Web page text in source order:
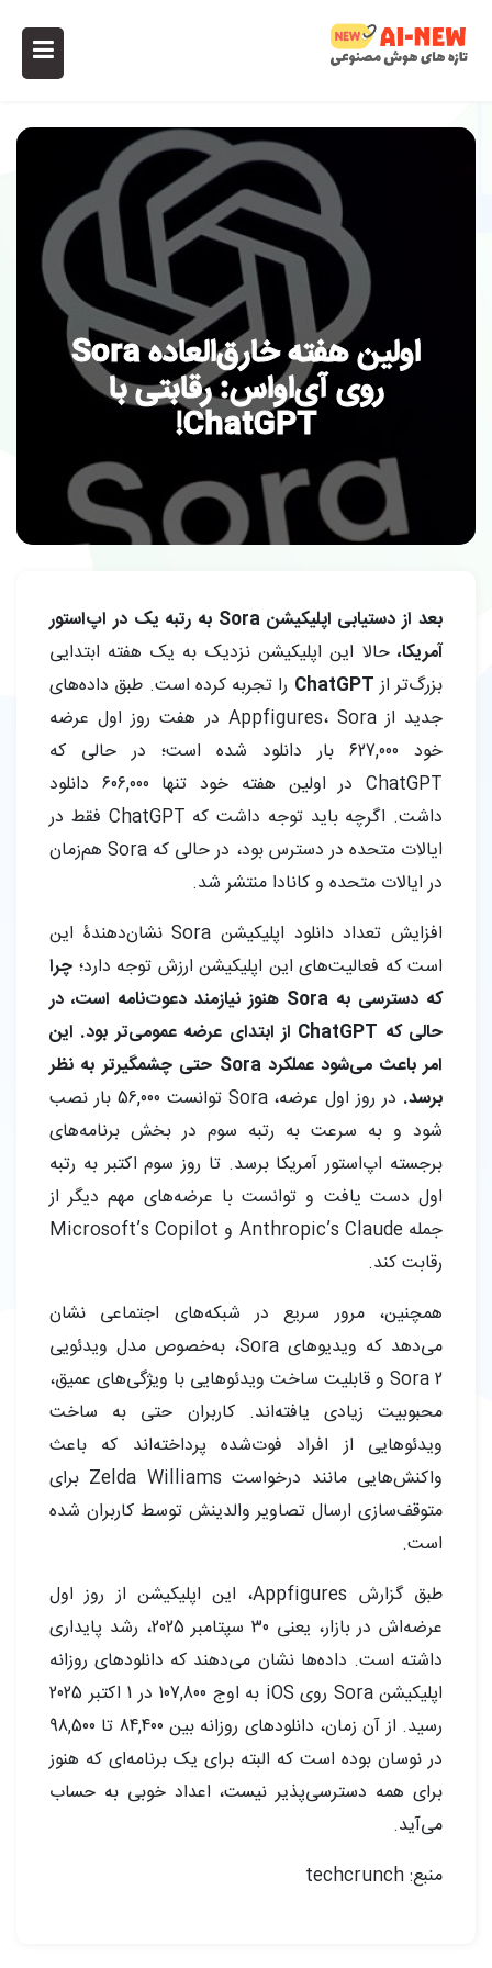
اولین هفته خارق‌العاده Sora
روی آی‌او‌اس: رقابتی با
ChatGPT!
بعد از دستیابی اپلیکیشن Sora به رتبه یک در اپ‌استور
آمریکا، حالا این اپلیکیشن نزدیک به یک هفته ابتدایی
بزرگ‌تر ازChatGPT را تجربه کرده است. طبق داده‌های
جدید از Appfigures، Sora در هفت روز اول عرضه
خود 627,000 بار دانلود شده است؛ در حالی که
ChatGPT در اولین هفته خود تنها 606,000 دانلود
داشت. اگرچه باید توجه داشت که ChatGPT فقط در
ایالات متحده در دسترس بود، در حالی که Sora هم‌زمان
در ایالات متحده و کانادا منتشر شد.
افزایش تعداد دانلود اپلیکیشن Sora نشان‌دهندۀ این
است که فعالیت‌های این اپلیکیشن ارزش توجه دارد؛ چرا
که دسترسی به Sora هنوز نیازمند دعوت‌نامه است، در
حالی که ChatGPT از ابتدای عرضه عمومی‌تر بود. این
امر باعث می‌شود عملکرد Sora حتی چشمگیرتر به نظر
برسد.
در روز اول عرضه، Sora توانست 56,000 بار نصب
شود و به سرعت به رتبه سوم در بخش برنامه‌های
برجسته اپ‌استور آمریکا برسد. تا روز سوم اکتبر به رتبه
اول دست یافت و توانست با عرضه‌های مهم دیگر از
جمله Anthropic’s Claude و Microsoft’s Copilot
رقابت کند.
همچنین، مرور سریع در شبکه‌های اجتماعی نشان
می‌دهد که ویدیوهای Sora، به‌خصوص مدل ویدئویی
Sora 2 و قابلیت ساخت ویدئوهایی با ویژگی‌های عمیق،
محبوبیت زیادی یافته‌اند. کاربران حتی به ساخت
ویدئوهایی از افراد فوت‌شده پرداخته‌اند که باعث
واکنش‌هایی مانند درخواست Zelda Williams برای
متوقف‌سازی ارسال تصاویر والدینش توسط کاربران شده
است.
طبق گزارش Appfigures، این اپلیکیشن از روز اول
عرضه‌اش در بازار، یعنی 30 سپتامبر 2025، رشد پایداری
داشته است. داده‌ها نشان می‌دهند که دانلودهای روزانه
اپلیکیشن Sora روی iOS به اوج 107,800 در 1 اکتبر 2025
رسید. از آن زمان، دانلودهای روزانه بین 84,400 تا 98,500
در نوسان بوده است که البته برای یک برنامه‌ای که هنوز
برای همه دسترسی‌پذیر نیست، اعداد خوبی به حساب
می‌آید.
منبع: techcrunch